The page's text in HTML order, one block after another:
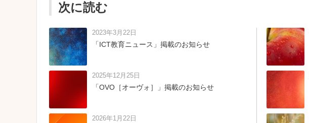
次に読む
2023年3月22日
「ICT教育ニュース」掲載のお知らせ
2025年12月25日
「OVO［オーヴォ］」掲載のお知らせ
2026年1月22日